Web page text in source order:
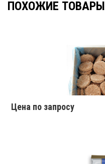
ПОХОЖИЕ ТОВАРЫ
Цена по запросу